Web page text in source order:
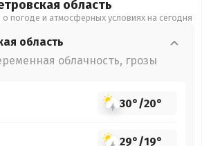
область
погоде и атмосферных условиях на сегодня
область
облачность, грозы
30°/20°
29°/19°